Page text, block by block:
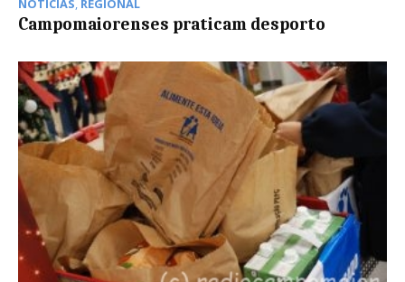
NOTÍCIAS, REGIONAL
Campomaiorenses praticam desporto